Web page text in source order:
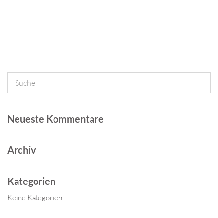
Neueste Kommentare
Archiv
Kategorien
Keine Kategorien